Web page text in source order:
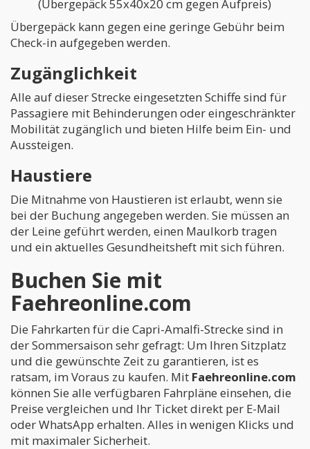
(Übergepäck 55x40x20 cm gegen Aufpreis)
Übergepäck kann gegen eine geringe Gebühr beim
Check-in aufgegeben werden.
Zugänglichkeit
Alle auf dieser Strecke eingesetzten Schiffe sind für
Passagiere mit Behinderungen oder eingeschränkter
Mobilität zugänglich und bieten Hilfe beim Ein- und
Aussteigen.
Haustiere
Die Mitnahme von Haustieren ist erlaubt, wenn sie
bei der Buchung angegeben werden. Sie müssen an
der Leine geführt werden, einen Maulkorb tragen
und ein aktuelles Gesundheitsheft mit sich führen.
Buchen Sie mit
Faehreonline.com
Die Fahrkarten für die Capri-Amalfi-Strecke sind in
der Sommersaison sehr gefragt: Um Ihren Sitzplatz
und die gewünschte Zeit zu garantieren, ist es
ratsam, im Voraus zu kaufen. Mit Faehreonline.com
können Sie alle verfügbaren Fahrpläne einsehen, die
Preise vergleichen und Ihr Ticket direkt per E-Mail
oder WhatsApp erhalten. Alles in wenigen Klicks und
mit maximaler Sicherheit.